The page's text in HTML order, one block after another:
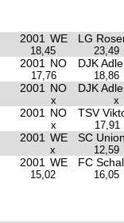
2001 WE LG
18,45 23,49
2001 NO DJK
17,76 18,86
2001 NO DJK
x x
2001 NO TSV
x 17,91
2001 WE SC
x 12,59
2001 WE FC
15,02 16,05